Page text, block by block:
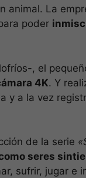
animal. La
poder
, el
4K. Y
y a la vez
de la serie
seres
sufrir, jugar e